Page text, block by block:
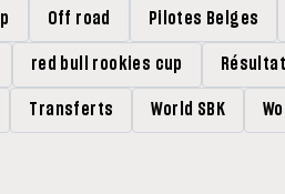
Off road Pilotes Belges
red bull rookies cup
Transferts World SBK